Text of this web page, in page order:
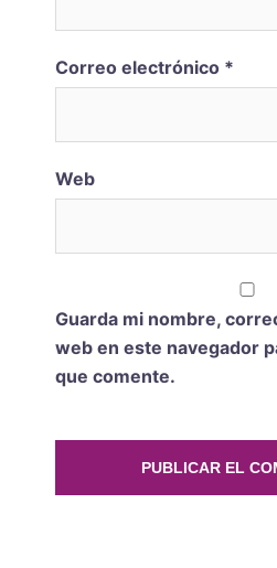
Correo electrónico *
Web
Guarda mi nombre,
web en este navegador
que comente.